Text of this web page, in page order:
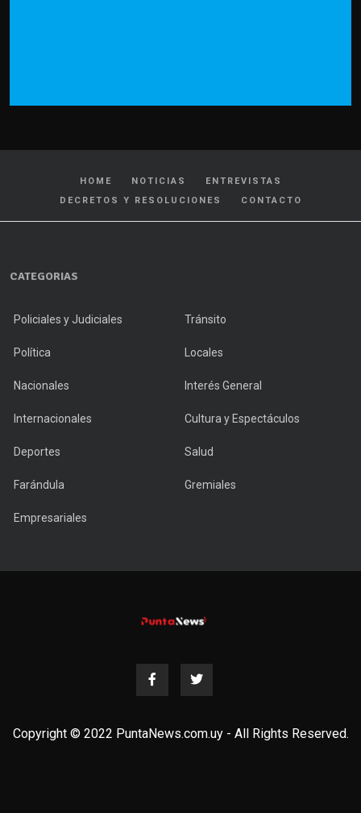
HOME NOTICIAS
ENTREVISTAS
DECRETOS Y RESOLUCIONES
CONTACTO
CATEGORIAS
Policiales y Judiciales Tránsito
Política Locales
Nacionales Interés General
Internacionales Cultura y Espectáculos
Deportes Salud
Farándula Gremiales
Empresariales
Copyright © 2022 PuntaNews.com.uy - All Rights Reserved.